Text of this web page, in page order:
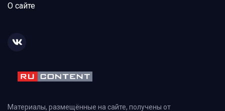
О сайте
Материалы, размещённые на сайте, получены от